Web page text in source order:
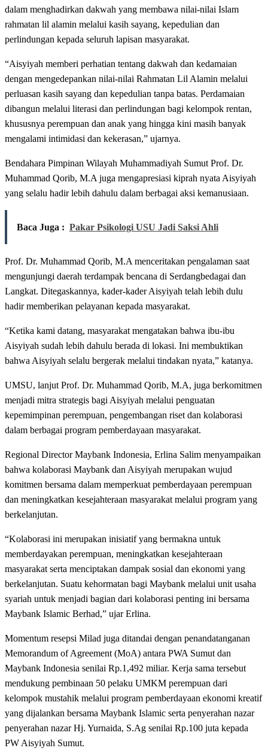
dalam menghadirkan dakwah yang membawa nilai-nilai Islam
rahmatan lil alamin melalui kasih sayang, kepedulian dan
perlindungan kepada seluruh lapisan masyarakat.
“Aisyiyah memberi perhatian tentang dakwah dan kedamaian
dengan mengedepankan nilai-nilai Rahmatan Lil Alamin melalui
perluasan kasih sayang dan kepedulian tanpa batas. Perdamaian
dibangun melalui literasi dan perlindungan bagi kelompok rentan,
khususnya perempuan dan anak yang hingga kini masih banyak
mengalami intimidasi dan kekerasan,” ujarnya.
Bendahara Pimpinan Wilayah Muhammadiyah Sumut Prof. Dr.
Muhammad Qorib, M.A juga mengapresiasi kiprah nyata Aisyiyah
yang selalu hadir lebih dahulu dalam berbagai aksi kemanusiaan.
Baca Juga : Pakar Psikologi USU Jadi Saksi Ahli
Prof. Dr. Muhammad Qorib, M.A menceritakan pengalaman saat
mengunjungi daerah terdampak bencana di Serdangbedagai dan
Langkat. Ditegaskannya, kader-kader Aisyiyah telah lebih dulu
hadir memberikan pelayanan kepada masyarakat.
“Ketika kami datang, masyarakat mengatakan bahwa ibu-ibu
Aisyiyah sudah lebih dahulu berada di lokasi. Ini membuktikan
bahwa Aisyiyah selalu bergerak melalui tindakan nyata,” katanya.
UMSU, lanjut Prof. Dr. Muhammad Qorib, M.A, juga berkomitmen
menjadi mitra strategis bagi Aisyiyah melalui penguatan
kepemimpinan perempuan, pengembangan riset dan kolaborasi
dalam berbagai program pemberdayaan masyarakat.
Regional Director Maybank Indonesia, Erlina Salim menyampaikan
bahwa kolaborasi Maybank dan Aisyiyah merupakan wujud
komitmen bersama dalam memperkuat pemberdayaan perempuan
dan meningkatkan kesejahteraan masyarakat melalui program yang
berkelanjutan.
“Kolaborasi ini merupakan inisiatif yang bermakna untuk
memberdayakan perempuan, meningkatkan kesejahteraan
masyarakat serta menciptakan dampak sosial dan ekonomi yang
berkelanjutan. Suatu kehormatan bagi Maybank melalui unit usaha
syariah untuk menjadi bagian dari kolaborasi penting ini bersama
Maybank Islamic Berhad,” ujar Erlina.
Momentum resepsi Milad juga ditandai dengan penandatanganan
Memorandum of Agreement (MoA) antara PWA Sumut dan
Maybank Indonesia senilai Rp.1,492 miliar. Kerja sama tersebut
mendukung pembinaan 50 pelaku UMKM perempuan dari
kelompok mustahik melalui program pemberdayaan ekonomi kreatif
yang dijalankan bersama Maybank Islamic serta penyerahan nazar
penyerahan nazar Hj. Yurnaida, S.Ag senilai Rp.100 juta kepada
PW Aisyiyah Sumut.